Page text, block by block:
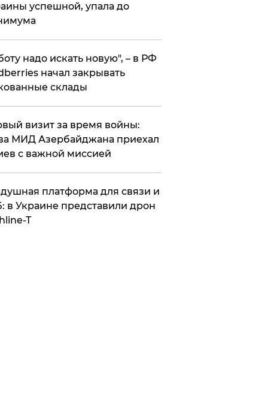
успешной, упала до
надо искать новую", – в РФ
начал закрывать
склады
визит за время войны:
МИД Азербайджана приехал
с важной миссией
платформа для связи и
в Украине представили дрон
T